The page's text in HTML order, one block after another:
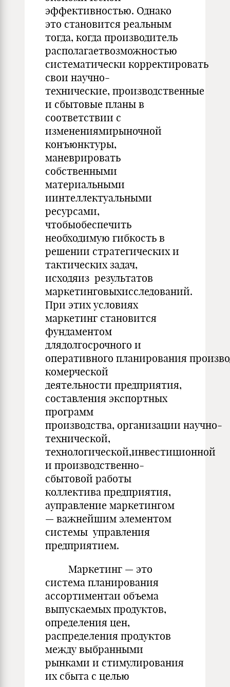
эффективностью. Однако
это становится реальным
тогда, когда производитель
располагаетвозможностью
систематически корректировать
свои научно-
технические, производственные
и сбытовые планы в
соответствии с
изменениямирыночной
конъюнктуры,
маневрировать
собственными
материальными
иинтеллектуальными
ресурсами,
чтобыобеспечить
необходимую гибкость в
решении стратегических и
тактических задач,
исходяиз результатов
маркетинговыхисследований.
При этих условиях
маркетинг становится
фундаментом
длядолгосрочного и
оперативного планирования
комерческой
деятельности предприятия,
составления экспортных
программ
производства, организации научно-
технической,
технологической,инвестиционной
и производственно-
сбытовой работы
коллектива предприятия,
ауправление маркетингом
— важнейшим элементом
системы управления
предприятием.
Маркетинг — это
система планирования
ассортиментаи объе­ма
выпускаемых продуктов,
определения цен,
распределения про­дуктов
между выбранными
рынками и стимулирования
их сбыта с целью